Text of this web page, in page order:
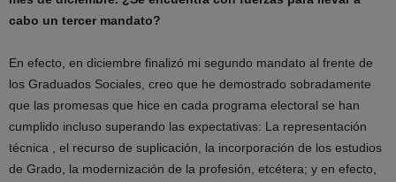
cabo un tercer mandato?
En efecto, en diciembre finalizó mi segundo mandato al frente de
los Graduados Sociales, creo que he demostrado sobradamente
que las promesas que hice en cada programa electoral se han
cumplido incluso superando las expectativas: La representación
técnica , el recurso de suplicación, la incorporación de los estudios
de Grado, la modernización de la profesión, etcétera; y en efecto,